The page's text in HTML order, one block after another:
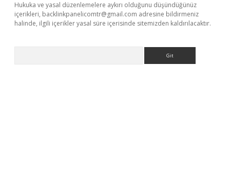
Hukuka ve yasal düzenlemelere aykırı olduğunu düşündüğünüz
içerikleri, backlinkpanelicomtr@gmail.com adresine bildirmeniz
halinde, ilgili içerikler yasal süre içerisinde sitemizden kaldırılacaktır.